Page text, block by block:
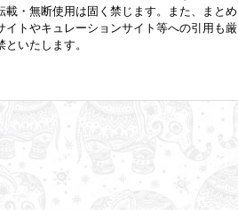
載・無断使用は固く禁じます。また、まとめ
イトやキュレーションサイト等への引用も厳
といたします。